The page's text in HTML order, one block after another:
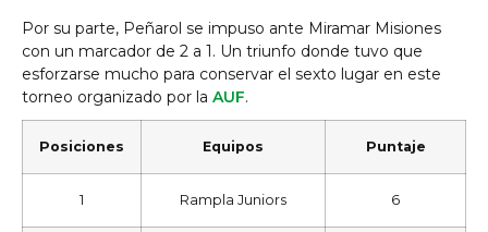
Por su parte, Peñarol se impuso ante Miramar Misiones
con un marcador de 2 a 1. Un triunfo donde tuvo que
esforzarse mucho para conservar el sexto lugar en este
torneo organizado por la AUF.
Posiciones Equipos Puntaje
1 Rampla Juniors 6